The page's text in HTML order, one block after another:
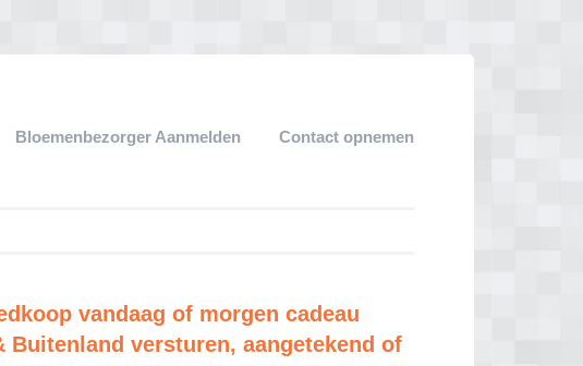
Bloemenbezorger Aanmelden Contact opnemen
vandaag of morgen cadeau
Buitenland versturen, aangetekend of